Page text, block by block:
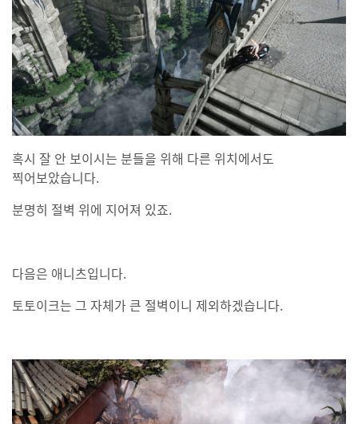
혹시 잘 안 보이시는 분들을 위해 다른 위치에서도
찍어보았습니다.
분명히 절벽 위에 지어져 있죠.
다음은 애니츠입니다.
토토이크는 그 자체가 큰 절벽이니 제외하겠습니다.